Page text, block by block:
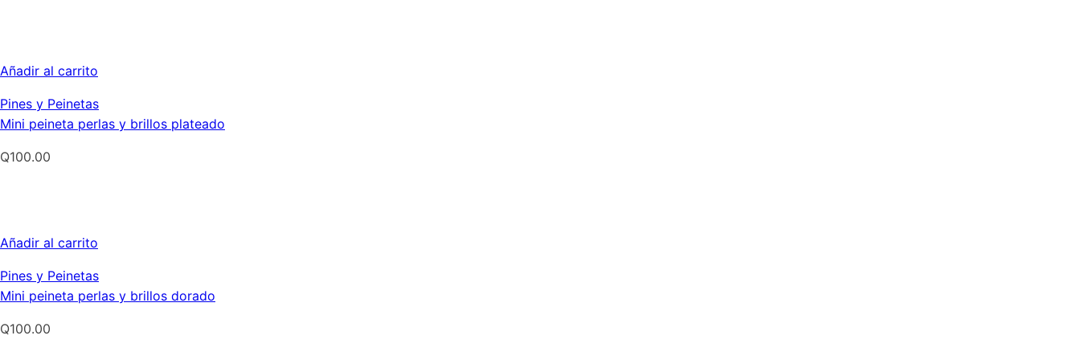
Añadir al carrito
Pines y Peinetas
Mini peineta perlas y brillos plateado
Q100.00
Añadir al carrito
Pines y Peinetas
Mini peineta perlas y brillos dorado
Q100.00